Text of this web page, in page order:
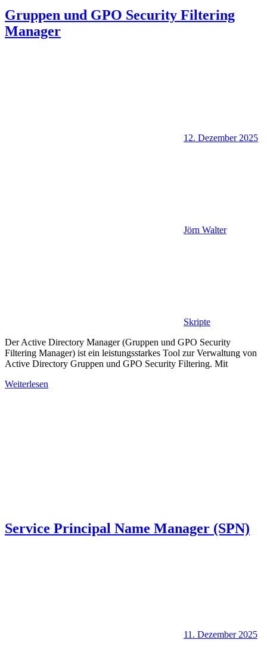
Gruppen und GPO Security Filtering
Manager
12. Dezember 2025
Jörn Walter
Skripte
Der Active Directory Manager (Gruppen und GPO Security
Filtering Manager) ist ein leistungsstarkes Tool zur Verwaltung von
Active Directory Gruppen und GPO Security Filtering. Mit
Weiterlesen
Service Principal Name Manager (SPN)
11. Dezember 2025